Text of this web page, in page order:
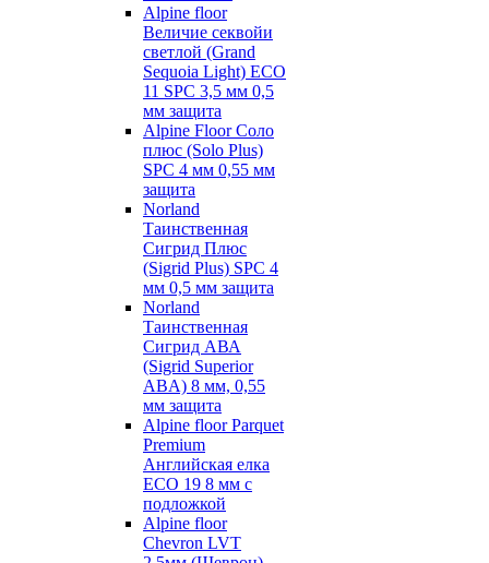
Alpine floor
Величие секвойи
светлой (Grand
Sequoia Light) ECO
11 SPC 3,5 мм 0,5
мм защита
Alpine Floor Соло
плюс (Solo Plus)
SPC 4 мм 0,55 мм
защита
Norland
Таинственная
Сигрид Плюс
(Sigrid Plus) SPC 4
мм 0,5 мм защита
Norland
Таинственная
Сигрид АВА
(Sigrid Superior
ABA) 8 мм, 0,55
мм защита
Alpine floor Parquet
Premium
Английская елка
ECO 19 8 мм с
подложкой
Alpine floor
Chevron LVT